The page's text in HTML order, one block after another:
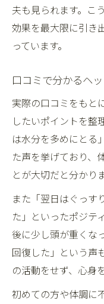
夫も見られます。こ
効果を最大限に引き
っています。
口コミで分かるヘ
実際の口コミをもと
したいポイントを整
は水分を多めにとる
た声を挙げており、
とが大切だと分かり
また「翌日はぐっす
た」といったポジテ
後に少し頭が重くな
回復した」という声
の活動をせず、心身
初めての方や体調に